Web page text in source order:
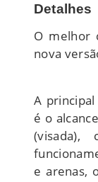
Detalhes
O melhor
nova
A
é o
e arenas,